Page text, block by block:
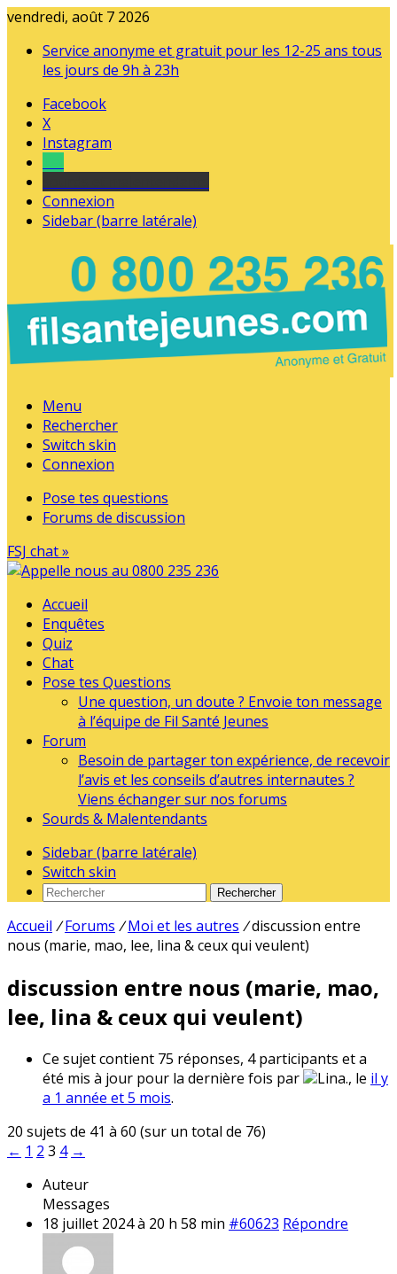
vendredi, août 7 2026
Service anonyme et gratuit pour les 12-25 ans tous
les jours de 9h à 23h
Facebook
X
Instagram
Connexion
Sidebar (barre latérale)
Menu
Rechercher
Switch skin
Connexion
Pose tes questions
Forums de discussion
FSJ chat »
Accueil
Enquêtes
Quiz
Chat
Pose tes Questions
Une question, un doute ? Envoie ton message
à l’équipe de Fil Santé Jeunes
Forum
Besoin de partager ton expérience, de recevoir
l’avis et les conseils d’autres internautes ?
Viens échanger sur nos forums
Sourds & Malentendants
Sidebar (barre latérale)
Switch skin
Rechercher
Accueil / Forums / Moi et les autres /discussion entre
nous (marie, mao, lee, lina & ceux qui veulent)
discussion entre nous (marie, mao,
lee, lina & ceux qui veulent)
Ce sujet contient 75 réponses, 4 participants et a
été mis à jour pour la dernière fois par
Lina., le il y
a 1 année et 5 mois.
20 sujets de 41 à 60 (sur un total de 76)
← 1 2 3 4 →
Auteur
Messages
18 juillet 2024 à 20 h 58 min #60623 Répondre